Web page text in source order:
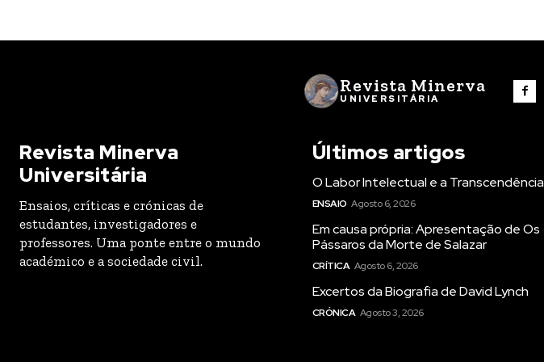
Revista Minerva
UNIVERSITÁRIA
Revista Minerva
Universitária
Ensaios, críticas e crónicas de
estudantes, investigadores e
professores. Uma ponte entre o mundo
académico e a sociedade civil.
Últimos artigos
O Labor Intelectual e a Transcendência
ENSAIO Agosto 6, 2026
Em causa própria: Apresentação de Os
Pássaros da Morte de Salazar
CRÍTICA Agosto 6, 2026
Excertos da Biografia de David Lynch
CRÓNICA Agosto 3, 2026